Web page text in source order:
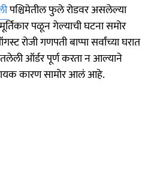
पश्चिमेतील फुले रोडवर असलेल्या
पळून गेल्याची घटना समोर
रोजी गणपती बाप्पा सर्वांच्या घरात
ऑर्डर पूर्ण करता न आल्याने
कारण सामोर आलं आहे.